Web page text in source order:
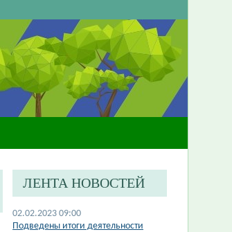
ЛЕНТА НОВОСТЕЙ
02.02.2023 09:00
​Подведены итоги деятельности